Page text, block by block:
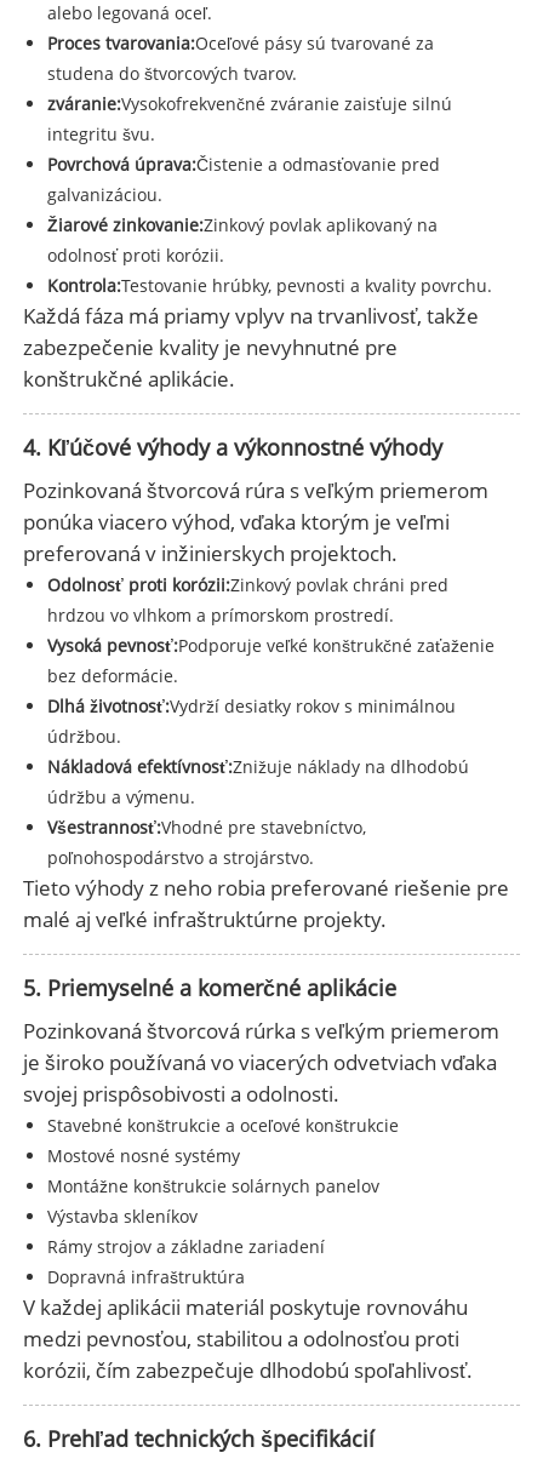
alebo legovaná oceľ.
Proces tvarovania:Oceľové pásy sú tvarované za
studena do štvorcových tvarov.
zváranie:Vysokofrekvenčné zváranie zaisťuje silnú
integritu švu.
Povrchová úprava:Čistenie a odmasťovanie pred
galvanizáciou.
Žiarové zinkovanie:Zinkový povlak aplikovaný na
odolnosť proti korózii.
Kontrola:Testovanie hrúbky, pevnosti a kvality povrchu.
Každá fáza má priamy vplyv na trvanlivosť, takže
zabezpečenie kvality je nevyhnutné pre
konštrukčné aplikácie.
4. Kľúčové výhody a výkonnostné výhody
Pozinkovaná štvorcová rúra s veľkým priemerom
ponúka viacero výhod, vďaka ktorým je veľmi
preferovaná v inžinierskych projektoch.
Odolnosť proti korózii:Zinkový povlak chráni pred
hrdzou vo vlhkom a prímorskom prostredí.
Vysoká pevnosť:Podporuje veľké konštrukčné zaťaženie
bez deformácie.
Dlhá životnosť:Vydrží desiatky rokov s minimálnou
údržbou.
Nákladová efektívnosť:Znižuje náklady na dlhodobú
údržbu a výmenu.
Všestrannosť:Vhodné pre stavebníctvo,
poľnohospodárstvo a strojárstvo.
Tieto výhody z neho robia preferované riešenie pre
malé aj veľké infraštruktúrne projekty.
5. Priemyselné a komerčné aplikácie
Pozinkovaná štvorcová rúrka s veľkým priemerom
je široko používaná vo viacerých odvetviach vďaka
svojej prispôsobivosti a odolnosti.
Stavebné konštrukcie a oceľové konštrukcie
Mostové nosné systémy
Montážne konštrukcie solárnych panelov
Výstavba skleníkov
Rámy strojov a základne zariadení
Dopravná infraštruktúra
V každej aplikácii materiál poskytuje rovnováhu
medzi pevnosťou, stabilitou a odolnosťou proti
korózii, čím zabezpečuje dlhodobú spoľahlivosť.
6. Prehľad technických špecifikácií